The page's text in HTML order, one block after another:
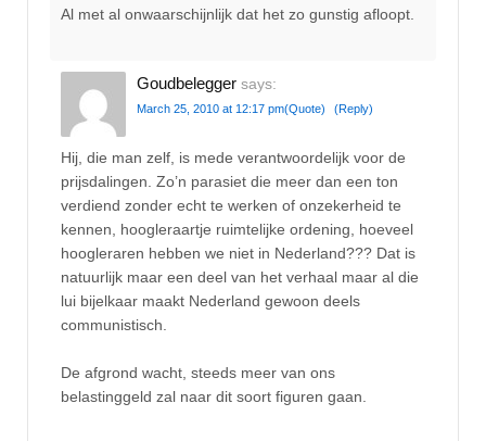
Al met al onwaarschijnlijk dat het zo gunstig afloopt.
Goudbelegger says:
March 25, 2010 at 12:17 pm(Quote) (Reply)
Hij, die man zelf, is mede verantwoordelijk voor de
prijsdalingen. Zo’n parasiet die meer dan een ton
verdiend zonder echt te werken of onzekerheid te
kennen, hoogleraartje ruimtelijke ordening, hoeveel
hoogleraren hebben we niet in Nederland??? Dat is
natuurlijk maar een deel van het verhaal maar al die
lui bijelkaar maakt Nederland gewoon deels
communistisch.
De afgrond wacht, steeds meer van ons
belastinggeld zal naar dit soort figuren gaan.